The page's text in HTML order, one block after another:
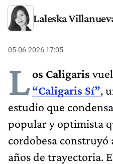
Laleska
05-06-2026 17:05
Los Caligaris
“Caligaris Sí”,
estudio que condensa
popular y optimista
cordobesa construyó
años de trayectoria.